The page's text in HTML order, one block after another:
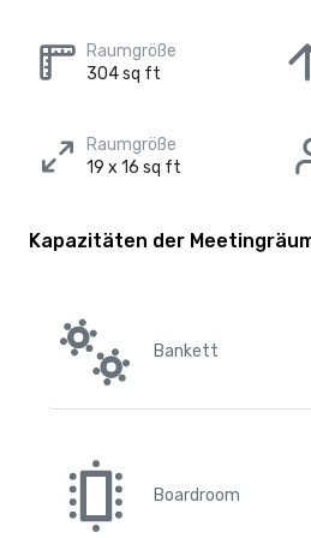
Raumgröße
304 sq ft
Raumgröße
19 x 16 sq ft
Kapazitäten der
Bankett
Boardroom